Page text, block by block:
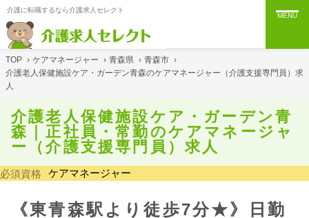
介護に転職するなら介護求人セレクト
MENU
TOP › ケアマネージャー › 青森県 › 青森市 ›
介護老人保健施設ケア・ガーデン青森のケアマネージャー（介護支援専門員）求
人
介護老人保健施設ケア・ガーデン青
森｜正社員・常勤のケアマネージャ
ー（介護支援専門員）求人
必須資格 ケアマネージャー
《東青森駅より徒歩7分★》日勤